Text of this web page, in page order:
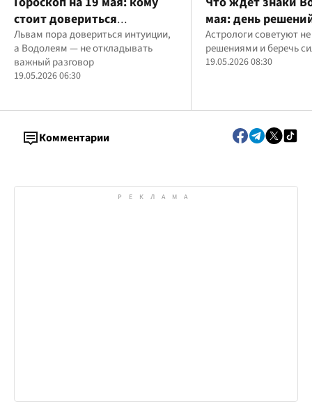
стоит довериться
интуиции, а кому – людям
Львам пора довериться интуиции,
а Водолеям — не откладывать
важный разговор
19.05.2026 06:30
мая: день
возможностей
Астрологи советуют
решениями и беречь
19.05.2026 08:30
Комментарии